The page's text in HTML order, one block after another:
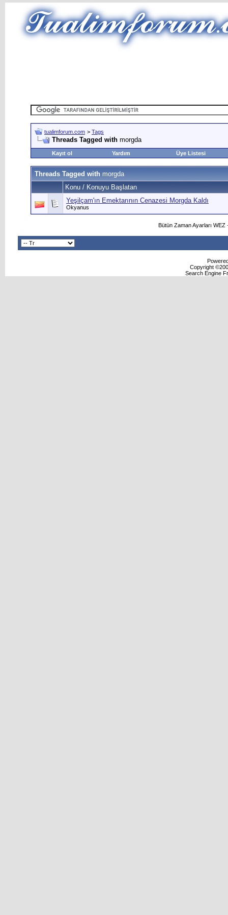
tualimforum.com > Tags
Threads Tagged with morgda
Kayıt ol Yardım Üye Listesi
Threads Tagged with morgda
Konu / Konuyu Başlatan
Yeşilçam'ın Emektarının Cenazesi Morgda Kaldı
Okyanus
Bütün Zaman Ayarları
Copyright
Search Engine